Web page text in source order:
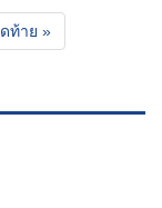
ท้าย »